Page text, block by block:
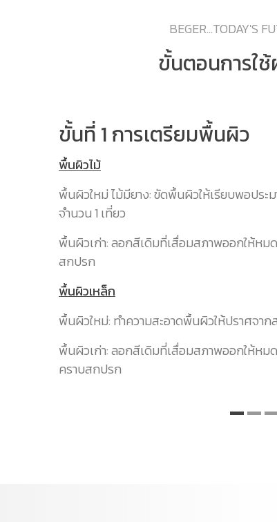
BEGER...TODAY'S
ขั้นตอนการใ
ขั้นที่ 1 การเตรียมพื้นผิว
พื้นผิวไม้
พื้นผิวใหม่ ไม้มียาง: ขัดพื้นผิวให้เรียบพอปร
จำนวน 1 เที่ยว
พื้นผิวเก่า: ลอกสีเดิมที่เสื่อมสภาพออกให้หม
สกปรก
พื้นผิวเหล็ก
พื้นผิวใหม่: ทำความสะอาดพื้นผิวให้ปราศจา
พื้นผิวเก่า: ลอกสีเดิมที่เสื่อมสภาพออกให้หม
คราบสกปรก